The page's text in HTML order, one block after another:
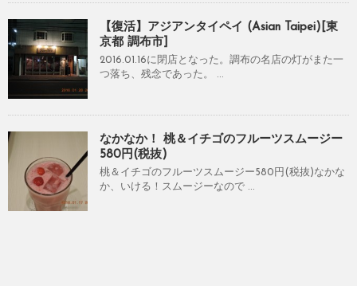
【復活】アジアンタイペイ (Asian Taipei)[東
京都 調布市]
2016.01.16に閉店となった。調布の名店の灯がまた一
つ落ち、残念であった。 ...
なかなか！ 桃＆イチゴのフルーツスムージー
580円(税抜)
桃＆イチゴのフルーツスムージー580円(税抜)なかな
か、いける！スムージーなので ...